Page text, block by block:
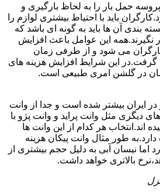
حمل بار را به لحاظ بارگیری و
باید با احتیاط بیشتری لوازم را
بندی آن ها باید به گونه ای باشد که
این عوامل باعث افزایش
کارگران می شود و از طرفی زمان
گرفت.در این شرایط افزایش هزینه های
در گلشن امری طبیعی است.
ایران بیشتر شده است و جدا از وانت
دیگری مثل وانت پراید و وانت پژو با
اند.انتخاب هر کدام از این وانت ها
طور مثال وانت پیکان هزینه
اما نیسان آبی به دلیل حجم بیشتری از
بالاتری خواهد داشت.